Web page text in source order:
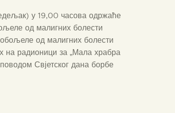
у 19,00 часова одржаће
од малигних болести
од малигних болести
на радионици за „Мала храбра
Свјетског дана борбе